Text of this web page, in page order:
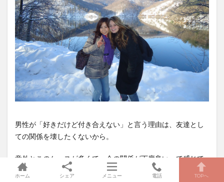
男性が「好きだけど付き合えない」と言う理由は、友達とし
ての関係を壊したくないから。
意外とこのケースが多くて、今の関係が丁度良いって感じて
る男性がたくさんいるんだ。
ホーム シェア メニュー 電話 TOPへ